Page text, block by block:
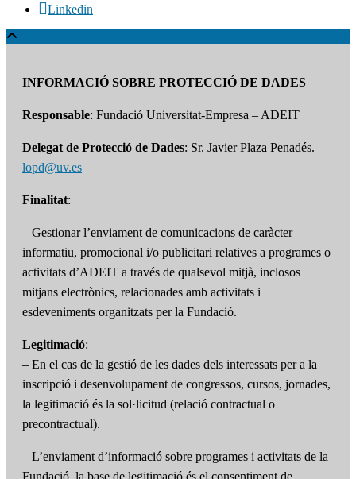
Linkedin
INFORMACIÓ SOBRE PROTECCIÓ DE DADES
Responsable: Fundació Universitat-Empresa – ADEIT
Delegat de Protecció de Dades: Sr. Javier Plaza Penadés.
lopd@uv.es
Finalitat:
– Gestionar l’enviament de comunicacions de caràcter
informatiu, promocional i/o publicitari relatives a programes o
activitats d’ADEIT a través de qualsevol mitjà, inclosos
mitjans electrònics, relacionades amb activitats i
esdeveniments organitzats per la Fundació.
Legitimació:
– En el cas de la gestió de les dades dels interessats per a la
inscripció i desenvolupament de congressos, cursos, jornades,
la legitimació és la sol·licitud (relació contractual o
precontractual).
– L’enviament d’informació sobre programes i activitats de la
Fundació, la base de legitimació és el consentiment de